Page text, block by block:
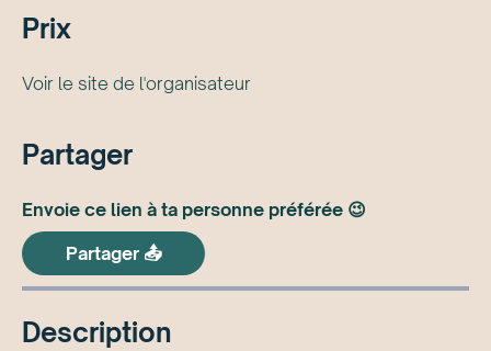
Prix
Voir le site de l'organisateur
Partager
Envoie ce lien à ta personne préférée 😉
Partager 📤
Description